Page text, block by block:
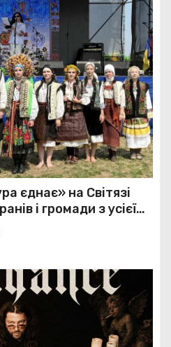
єднає» на Світязі
і громади з усієї